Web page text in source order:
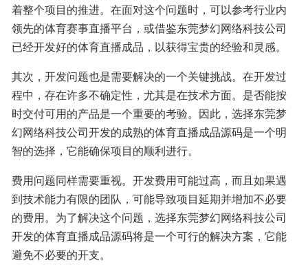
着整个项目的推进。在面对这个问题时，可以参考行业内
领先的体育赛事直播平台，或借鉴东莞梦幻网络科技公司
已经开发好的体育直播成品，以获得宝贵的经验和灵感。
其次，开发问题也是需要解决的一个关键挑战。在开发过
程中，存在许多不确定性，尤其是在技术方面。是否能按
时交付可用的产品是一个重要的考验。因此，选择东莞梦
幻网络科技公司开发的成熟的体育直播成品源码是一个明
智的选择，它能确保项目的顺利进行。
费用问题同样需要重视。开发费用可能过高，而且如果遇
到技术能力有限的团队，可能导致项目延期并增加不必要
的费用。为了解决这个问题，选择东莞梦幻网络科技公司
开发的体育直播成品源码将是一个可行的解决方案，它能
避免不必要的开支。